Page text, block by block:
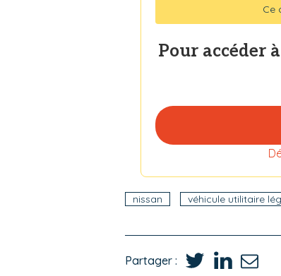
Ce
Pour accéder
nissan véhicule utilitaire
Partager :